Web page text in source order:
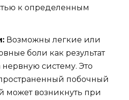
к определенным
Возможны легкие или
боли как результат
систему. Это
побочный
может возникнуть при